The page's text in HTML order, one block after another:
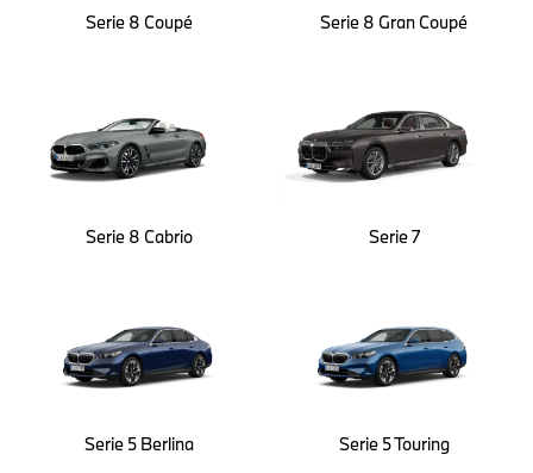
Serie 8 Coupé Serie 8 Gran Coupé
Serie 8 Cabrio Serie 7
Serie 5 Berlina Serie 5 Touring